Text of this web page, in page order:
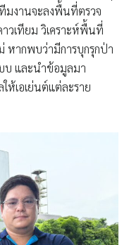
มงานจะลงพื้นที่ตรวจ
วเทียม วิเคราะห์พื้นที่
หากพบว่ามีการบุกรุกป่า
บ และนำข้อมูลมา
ห้เอเย่นต์แต่ละราย